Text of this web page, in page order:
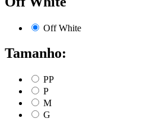
Off White
Tamanho:
PP
P
M
G